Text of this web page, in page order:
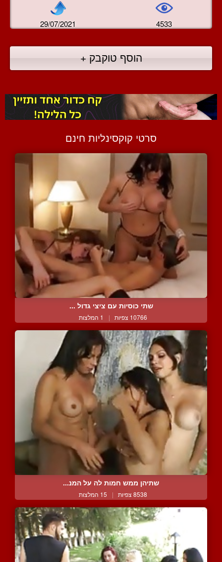
29/07/2021 4533
הוסף טוקבק +
סרטי קוקסינליות חינם
שתי כוסיות עם ציצי גדול ...
10766 צפיות | 1 המלצות
שתיהן ממש חמות לה על המנ...
8538 צפיות | 15 המלצות